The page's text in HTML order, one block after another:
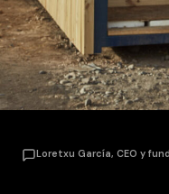
Loretxu García, CEO y